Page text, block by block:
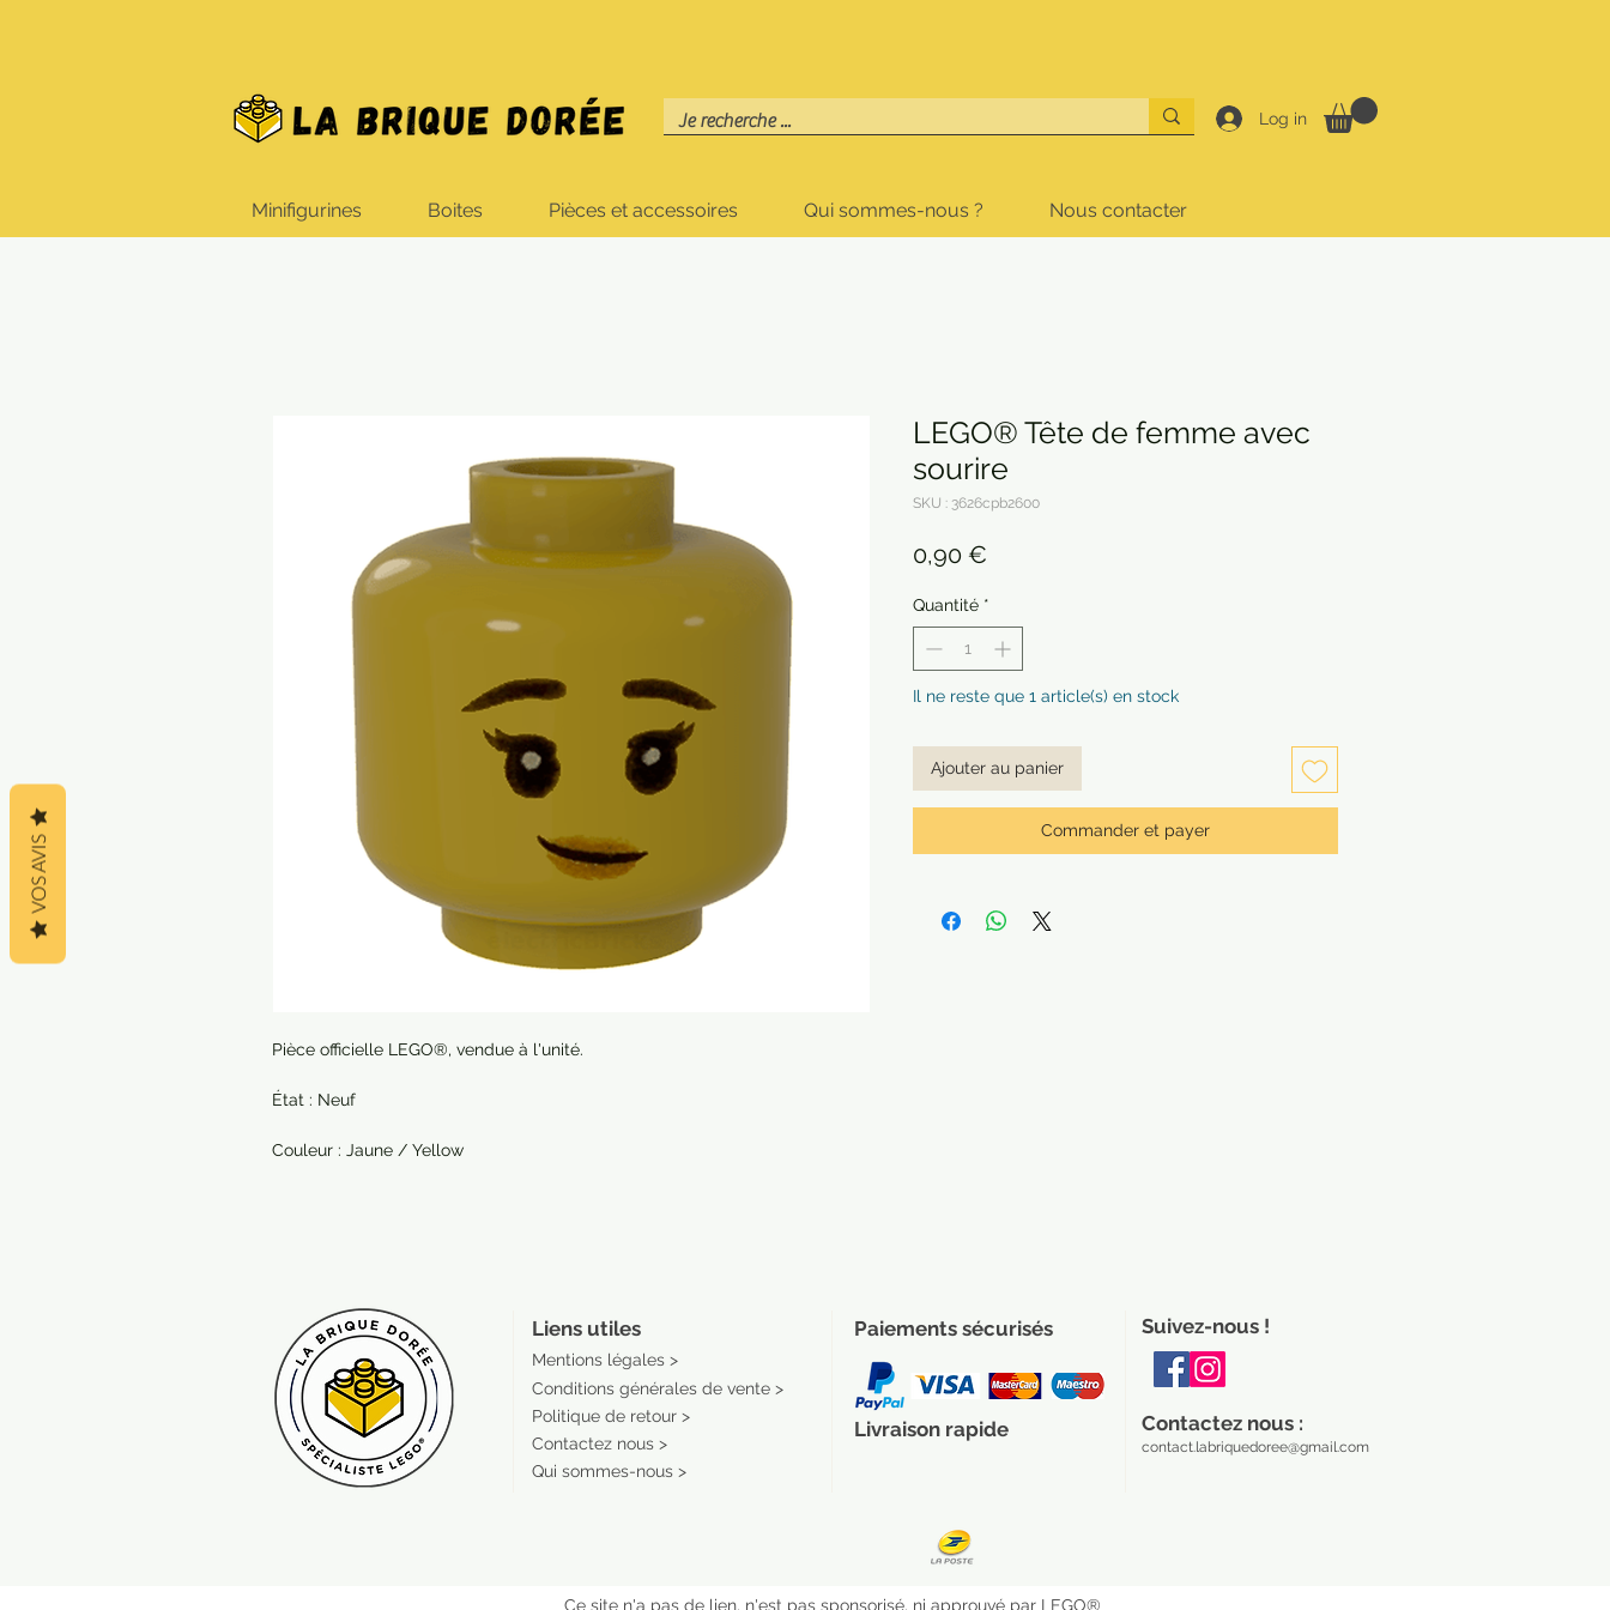
Log in
Minifigurines Boites Pièces et accessoires Qui sommes-nous ? Nous contacter
Pièce officielle LEGO®, vendue à l'unité.
État : Neuf
Couleur : Jaune / Yellow
LEGO® Tête de femme avec
sourire
SKU : 3626cpb2600
0,90 €
Quantité *
Il ne reste que 1 article(s) en stock
Ajouter au panier
Commander et payer
Liens utiles
Mentions légales >
Conditions générales de vente >
Politique de retour >
Contactez nous >
Qui sommes-nous >
Paiements sécurisés
Livraison rapide
Suivez-nous !
Contactez nous :
contact.labriquedoree@gmail.com
Ce site n'a pas de lien, n'est pas sponsorisé, ni approuvé par LEGO®
VOS AVIS